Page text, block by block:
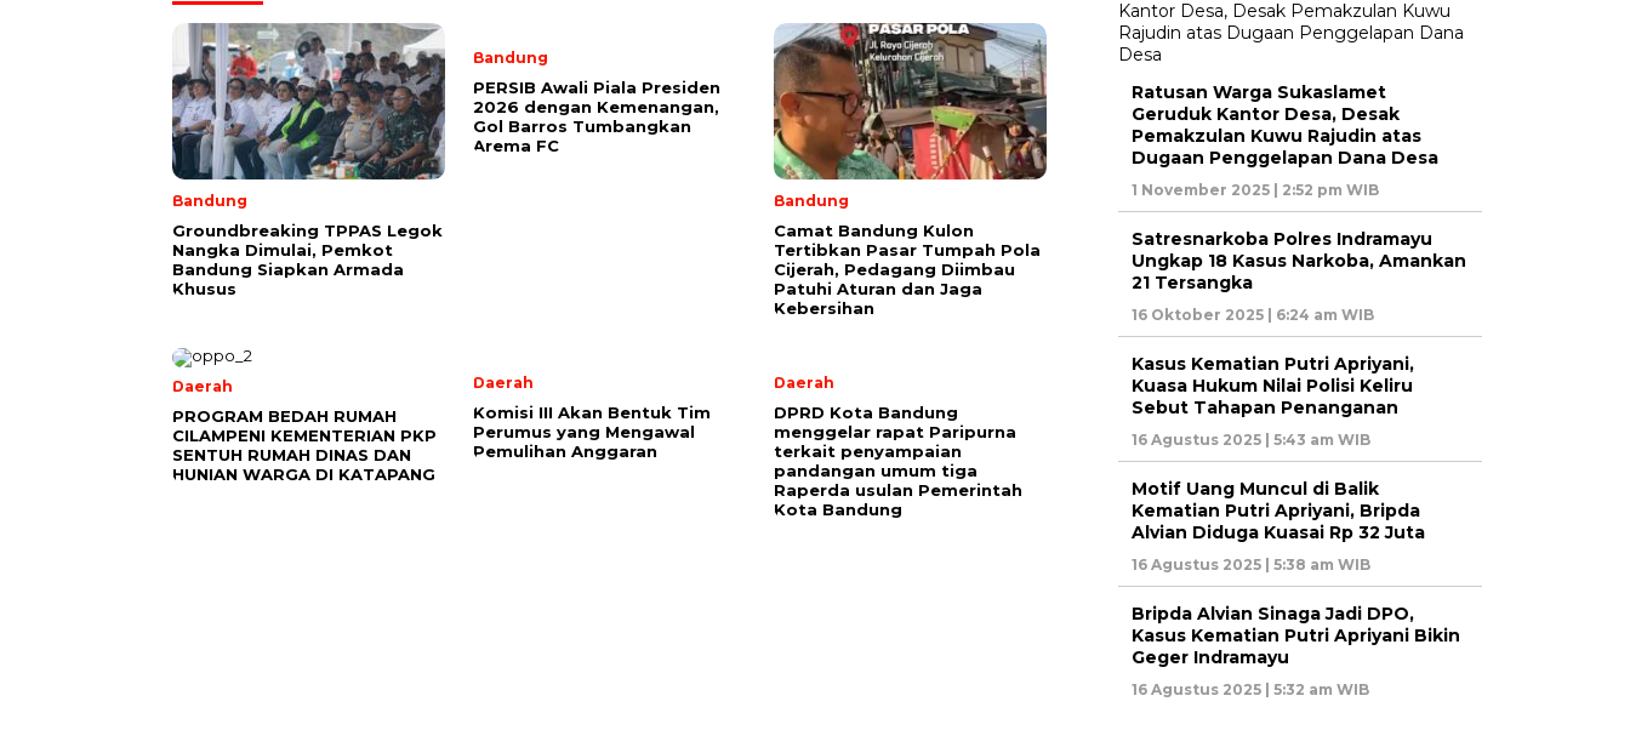
Bandung
Groundbreaking TPPAS Legok
Nangka Dimulai, Pemkot
Bandung Siapkan Armada
Khusus
Bandung
PERSIB Awali Piala Presiden
2026 dengan Kemenangan,
Gol Barros Tumbangkan
Arema FC
Bandung
Camat Bandung Kulon
Tertibkan Pasar Tumpah Pola
Cijerah, Pedagang Diimbau
Patuhi Aturan dan Jaga
Kebersihan
Daerah
PROGRAM BEDAH RUMAH
CILAMPENI KEMENTERIAN PKP
SENTUH RUMAH DINAS DAN
HUNIAN WARGA DI KATAPANG
Daerah
Komisi III Akan Bentuk Tim
Perumus yang Mengawal
Pemulihan Anggaran
Daerah
DPRD Kota Bandung
menggelar rapat Paripurna
terkait penyampaian
pandangan umum tiga
Raperda usulan Pemerintah
Kota Bandung
Ratusan Warga Sukaslamet
Geruduk Kantor Desa, Desak
Pemakzulan Kuwu Rajudin atas
Dugaan Penggelapan Dana Desa
1 November 2025 | 2:52 pm WIB
Satresnarkoba Polres Indramayu
Ungkap 18 Kasus Narkoba, Amankan
21 Tersangka
16 Oktober 2025 | 6:24 am WIB
Kasus Kematian Putri Apriyani,
Kuasa Hukum Nilai Polisi Keliru
Sebut Tahapan Penanganan
16 Agustus 2025 | 5:43 am WIB
Motif Uang Muncul di Balik
Kematian Putri Apriyani, Bripda
Alvian Diduga Kuasai Rp 32 Juta
16 Agustus 2025 | 5:38 am WIB
Bripda Alvian Sinaga Jadi DPO,
Kasus Kematian Putri Apriyani Bikin
Geger Indramayu
16 Agustus 2025 | 5:32 am WIB